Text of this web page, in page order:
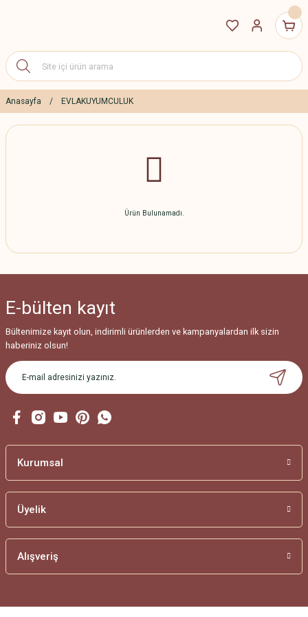
Anasayfa EVLAKUYUMCULUK
Ürün Bulunamadı.
E-bülten kayıt
Bültenimize kayıt olun, indirimli ürünlerden ve kampanyalardan ilk sizin
haberiniz olsun!
Kurumsal
Üyelik
Alışveriş